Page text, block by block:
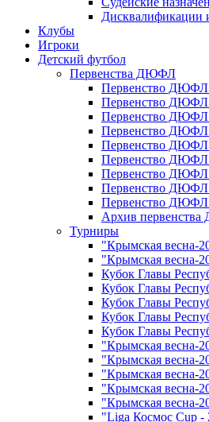
Дисквалификации
Клубы
Игроки
Детский футбол
Первенства ДЮФЛ
Первенство ДЮФЛ
Первенство ДЮФЛ
Первенство ДЮФЛ
Первенство ДЮФЛ
Первенство ДЮФЛ
Первенство ДЮФЛ
Первенство ДЮФЛ
Первенство ДЮФЛ
Первенство ДЮФЛ
Архив
Турниры
"Крымская весна-
"Крымская весна-
Кубок Главы
Кубок Главы
Кубок Главы
Кубок Главы
Кубок Главы
"Крымская весна-
"Крымская весна-
"Крымская весна-
"Крымская весна-
"Крымская весна-
"Liga Космос Cup -